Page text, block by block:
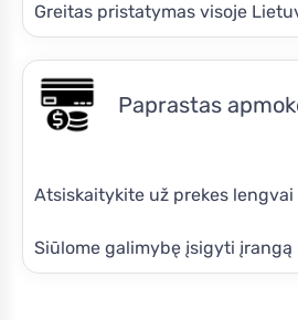
Greitas pristatymas visoje
Paprastas
Atsiskaitykite už prekes lengvai
Siūlome galimybę įsigyti įrangą